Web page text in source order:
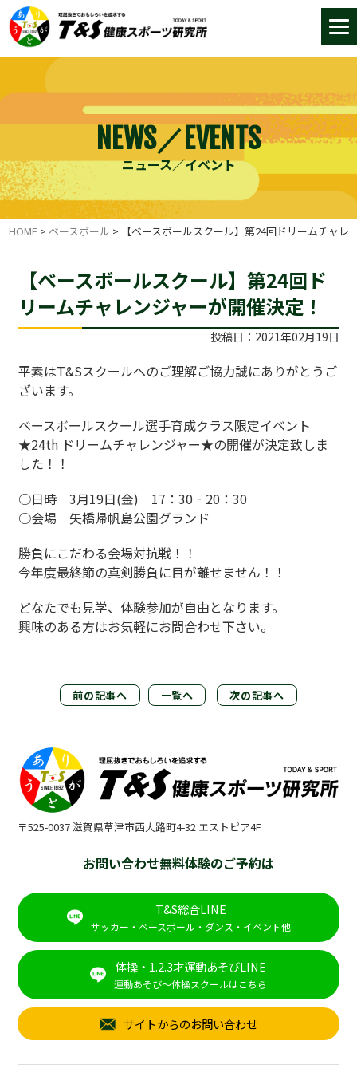
NEWS／EVENTS
ニュース／イベント
HOME > ベースボール > 【ベースボールスクール】第24回ドリームチャレ
【ベースボールスクール】第24回ド
リームチャレンジャーが開催決定！
投稿日：2021年02月19日
平素はT&Sスクールへのご理解ご協力誠にありがとうご
ざいます。
ベースボールスクール選手育成クラス限定イベント
★24th ドリームチャレンジャー★の開催が決定致しま
した！！
○日時 3月19日(金) 17：30‐20：30
○会場 矢橋帰帆島公園グランド
勝負にこだわる会場対抗戦！！
今年度最終節の真剣勝負に目が離せません！！
どなたでも見学、体験参加が自由となります。
興味のある方はお気軽にお問合わせ下さい。
前の記事へ 一覧へ 次の記事へ
〒525-0037 滋賀県草津市西大路町4-32 エストピア4F
お問い合わせ無料体験のご予約は
T&S総合LINE
サッカー・ベースボール・ダンス・イベント他
体操・1.2.3才運動あそびLINE
運動あそび～体操スクールはこちら
サイトからのお問い合わせ